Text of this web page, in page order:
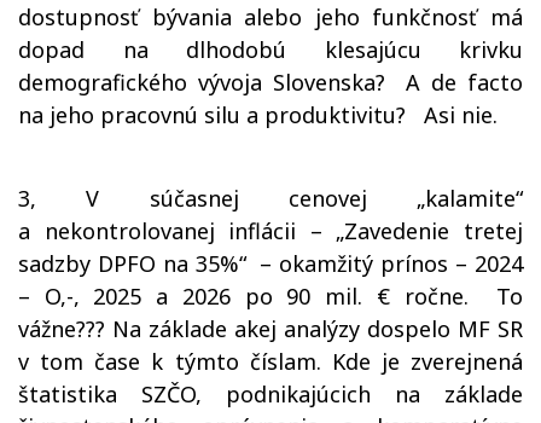
dostupnosť bývania alebo jeho funkčnosť má
dopad na dlhodobú klesajúcu krivku
demografického vývoja Slovenska?
A de facto
na jeho pracovnú silu a produktivitu?
Asi nie.
3, V súčasnej cenovej „kalamite“
a nekontrolovanej inflácii – „Zavedenie tretej
sadzby DPFO na 35%“ – okamžitý prínos – 2024
– O,-, 2025 a 2026 po 90 mil. € ročne.
To
vážne??? Na základe akej analýzy dospelo MF SR
v tom čase k týmto číslam. Kde je zverejnená
štatistika SZČO, podnikajúcich na základe